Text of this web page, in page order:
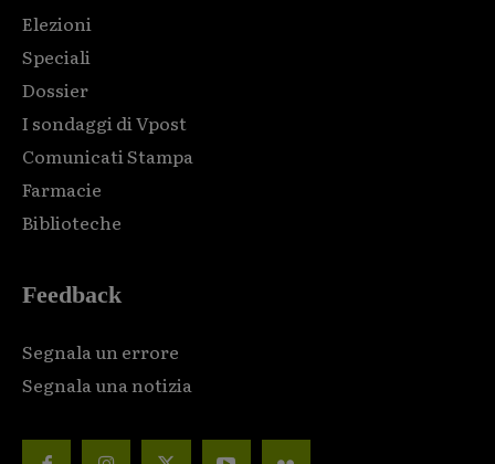
Elezioni
Speciali
Dossier
I sondaggi di Vpost
Comunicati Stampa
Farmacie
Biblioteche
Feedback
Segnala un errore
Segnala una notizia